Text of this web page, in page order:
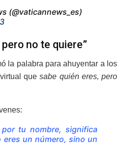
(@vaticannews_es)
no te quiere”
la palabra para ahuyentar a los
quesabe quién eres, pero
tu nombre, significa
eres un número, sino un